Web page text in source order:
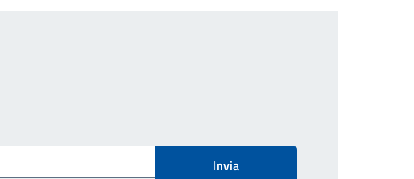
Invia